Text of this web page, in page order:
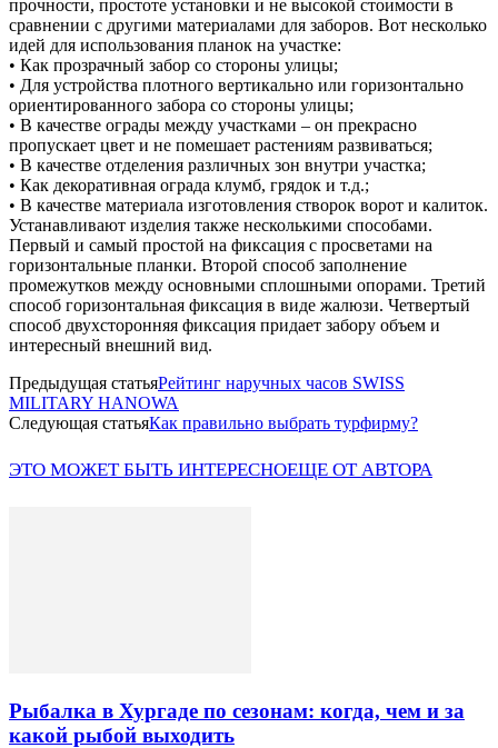
прочности, простоте установки и не высокой стоимости в
сравнении с другими материалами для заборов. Вот несколько
идей для использования планок на участке:
• Как прозрачный забор со стороны улицы;
• Для устройства плотного вертикально или горизонтально
ориентированного забора со стороны улицы;
• В качестве ограды между участками – он прекрасно
пропускает цвет и не помешает растениям развиваться;
• В качестве отделения различных зон внутри участка;
• Как декоративная ограда клумб, грядок и т.д.;
• В качестве материала изготовления створок ворот и калиток.
Устанавливают изделия также несколькими способами.
Первый и самый простой на фиксация с просветами на
горизонтальные планки. Второй способ заполнение
промежутков между основными сплошными опорами. Третий
способ горизонтальная фиксация в виде жалюзи. Четвертый
способ двухсторонняя фиксация придает забору объем и
интересный внешний вид.
Предыдущая статьяРейтинг наручных часов SWISS
MILITARY HANOWA
Следующая статьяКак правильно выбрать турфирму?
ЭТО МОЖЕТ БЫТЬ ИНТЕРЕСНОЕЩЕ ОТ АВТОРА
Рыбалка в Хургаде по сезонам: когда, чем и за
какой рыбой выходить